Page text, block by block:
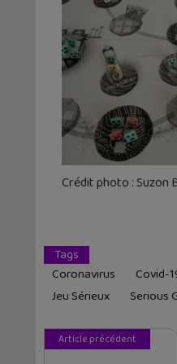
Crédit photo : Suzon
Tags
Coronavirus
Covid-
Jeu Sérieux
Serious
Article précédent